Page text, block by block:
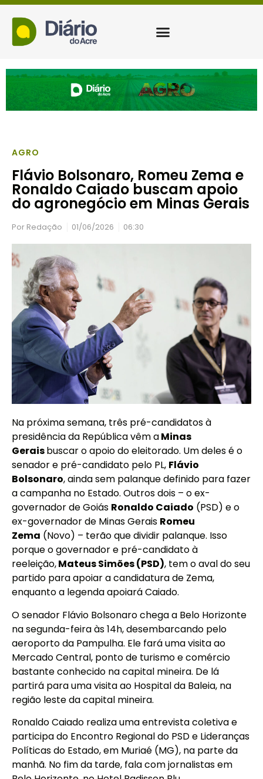
AGRO
Flávio Bolsonaro, Romeu Zema e
Ronaldo Caiado buscam apoio
do agronegócio em Minas Gerais
Por Redação 01/06/2026 06:30
Na próxima semana, três pré-candidatos à
presidência da República vêm aMinas
Geraisbuscar o apoio do eleitorado. Um deles é o
senador e pré-candidato pelo PL, Flávio
Bolsonaro, ainda sem palanque definido para fazer
a campanha no Estado. Outros dois – o ex-
governador de Goiás Ronaldo Caiado (PSD) e o
ex-governador de Minas Gerais Romeu
Zema (Novo) – terão que dividir palanque. Isso
porque o governador e pré-candidato à
reeleição,Mateus Simões (PSD), tem o aval do seu
partido para apoiar a candidatura de Zema,
enquanto a legenda apoiará Caiado.
O senador Flávio Bolsonaro chega a Belo Horizonte
na segunda-feira às 14h, desembarcando pelo
aeroporto da Pampulha. Ele fará uma visita ao
Mercado Central, ponto de turismo e comércio
bastante conhecido na capital mineira. De lá
partirá para uma visita ao Hospital da Baleia, na
região leste da capital mineira.
Ronaldo Caiado realiza uma entrevista coletiva e
participa do Encontro Regional do PSD e Lideranças
Políticas do Estado, em Muriaé (MG), na parte da
manhã. No fim da tarde, fala com jornalistas em